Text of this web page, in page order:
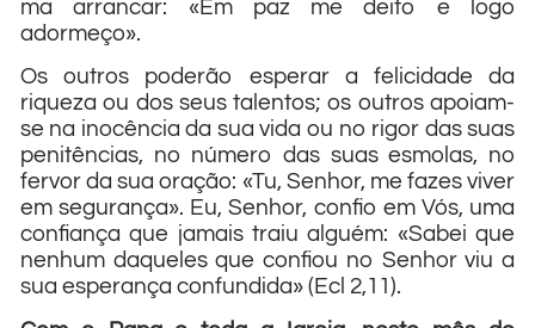
ma arrancar: «Em paz me deito e logo
adormeço».
Os outros poderão esperar a felicidade da
riqueza ou dos seus talentos; os outros apoiam-
se na inocência da sua vida ou no rigor das suas
penitências, no número das suas esmolas, no
fervor da sua oração: «Tu, Senhor, me fazes viver
em segurança». Eu, Senhor, confio em Vós, uma
confiança que jamais traiu alguém: «Sabei que
nenhum daqueles que confiou no Senhor viu a
sua esperança confundida» (Ecl 2,11).